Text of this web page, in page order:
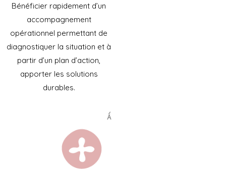
Bénéficier rapidement d’un
accompagnement
opérationnel permettant de
diagnostiquer la situation et à
partir d’un plan d’action,
apporter les solutions
durables.